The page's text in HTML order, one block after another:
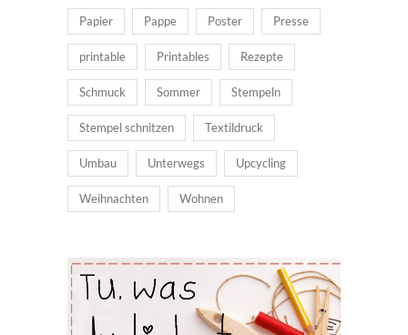
Papier Pappe Poster Presse
printable Printables Rezepte
Schmuck Sommer Stempeln
Stempel schnitzen Textildruck
Umbau Unterwegs Upcycling
Weihnachten Wohnen